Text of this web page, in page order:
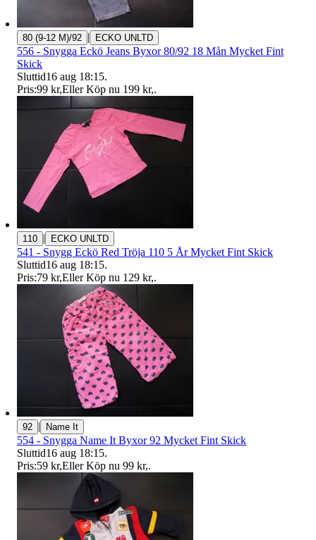
80 (9-12 M)/92 | ECKO UNLTD
556 - Snygga Eckö Jeans Byxor 80/92 18 Mån Mycket Fint
Skick
Sluttid16 aug 18:15.
Pris:99 kr,Eller Köp nu 199 kr,.
110 | ECKO UNLTD
541 - Snygg Eckö Red Tröja 110 5 År Mycket Fint Skick
Sluttid16 aug 18:15.
Pris:79 kr,Eller Köp nu 129 kr,.
92 | Name It
554 - Snygga Name It Byxor 92 Mycket Fint Skick
Sluttid16 aug 18:15.
Pris:59 kr,Eller Köp nu 99 kr,.